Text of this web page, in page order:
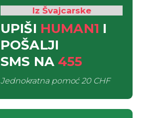
Iz Švajcarske
UPIŠI HUMAN1 I
POŠALJI
SMS NA 455
Jednokratna pomoć20 CHF